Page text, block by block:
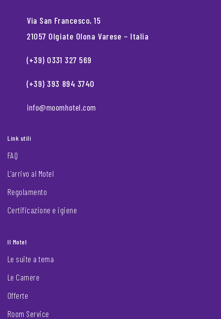
Via San Francesco, 15
21057 Olgiate Olona Varese – Italia
(+39) 0331 327 569
(+39) 393 894 3740
info@moomhotel.com
Link utili
FAQ
L’arrivo al Motel
Regolamento
Certificazione e igiene
Il Motel
Le suite a tema
Le Camere
Offerte
Room Service